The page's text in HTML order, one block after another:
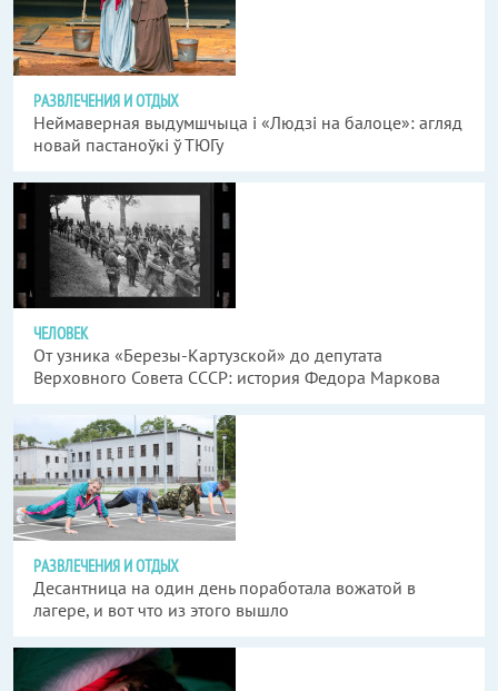
РАЗВЛЕЧЕНИЯ И ОТДЫХ
Неймаверная выдумшчыца і «Людзі на балоце»: агляд
новай пастаноўкі ў ТЮГу
ЧЕЛОВЕК
От узника «Березы-Картузской» до депутата
Верховного Совета СССР: история Федора Маркова
РАЗВЛЕЧЕНИЯ И ОТДЫХ
Десантница на один день поработала вожатой в
лагере, и вот что из этого вышло